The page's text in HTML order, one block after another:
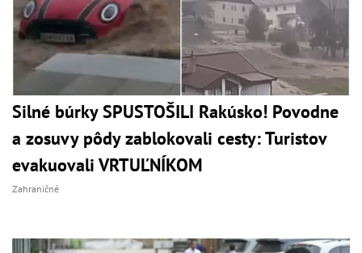
Silné búrky SPUSTOŠILI Rakúsko! Povodne
a zosuvy pôdy zablokovali cesty: Turistov
evakuovali VRTUĽNÍKOM
Zahraničné